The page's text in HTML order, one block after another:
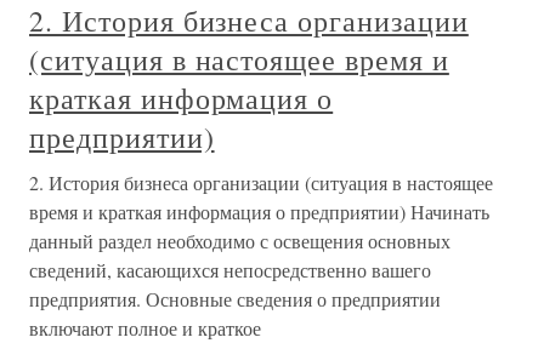
2. История бизнеса организации
(ситуация в настоящее время и
краткая информация о
предприятии)
2. История бизнеса организации (ситуация в настоящее
время и краткая информация о предприятии) Начинать
данный раздел необходимо с освещения основных
сведений, касающихся непосредственно вашего
предприятия. Основные сведения о предприятии
включают полное и краткое